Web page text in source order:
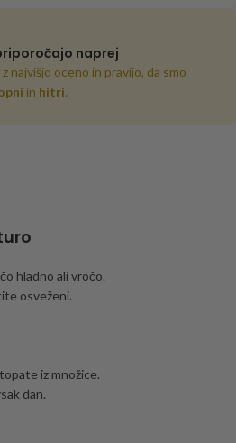
naprej
najvišjo oceno in pravijo, da smo
in hitri.
hladno ali vročo.
osveženi.
iz množice.
dan.